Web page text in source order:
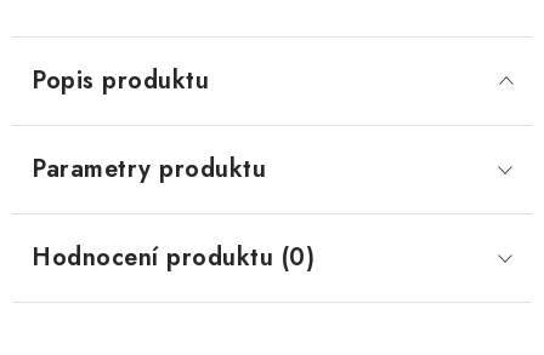
Popis produktu
Parametry produktu
Hodnocení produktu (0)